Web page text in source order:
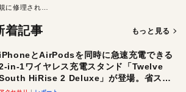
着記事 もっと見る
iPhoneとAirPodsを同時に急速充電できる
in-1ワイヤレス充電スタンド「Twelve
HiRise 2 Deluxe」が登場。省スペ
ースでおしゃれに充電したい人にオスス